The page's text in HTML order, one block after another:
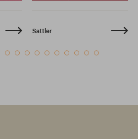
Sattler